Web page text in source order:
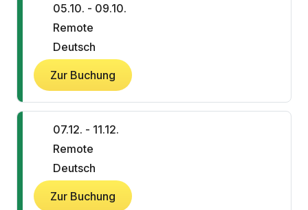
05.10. - 09.10.
Remote
Deutsch
Zur Buchung
07.12. - 11.12.
Remote
Deutsch
Zur Buchung